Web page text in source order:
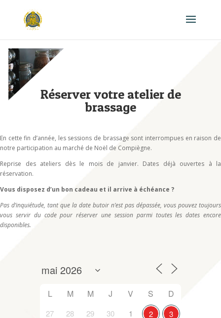
Réserver votre atelier de
brassage
En cette fin d’année, les sessions de brassage sont interrompues en raison de
notre participation au marché de Noël de Compiègne.
Reprise des ateliers dès le mois de janvier. Dates déjà ouvertes à la
réservation.
Vous disposez d’un bon cadeau et il arrive à échéance ?
Pas d’inquiétude, tant que la date butoir n’est pas dépassée, vous pouvez toujours
vous servir du code pour réserver une session parmi toutes les dates encore
disponibles.
L M M J V S D
27 28 29 30 1 2
3